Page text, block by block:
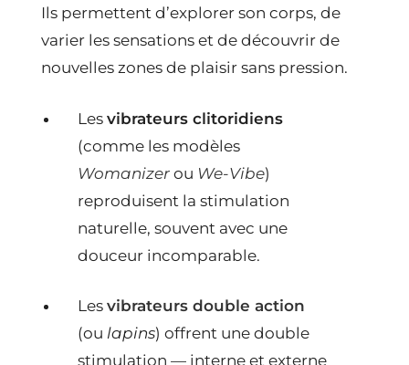
Ils permettent d’explorer son corps, de
varier les sensations et de découvrir de
nouvelles zones de plaisir sans pression.
Les vibrateurs clitoridiens
(comme les modèles
Womanizer ou We-Vibe)
reproduisent la stimulation
naturelle, souvent avec une
douceur incomparable.
Les vibrateurs double action
(ou lapins) offrent une double
stimulation — interne et externe